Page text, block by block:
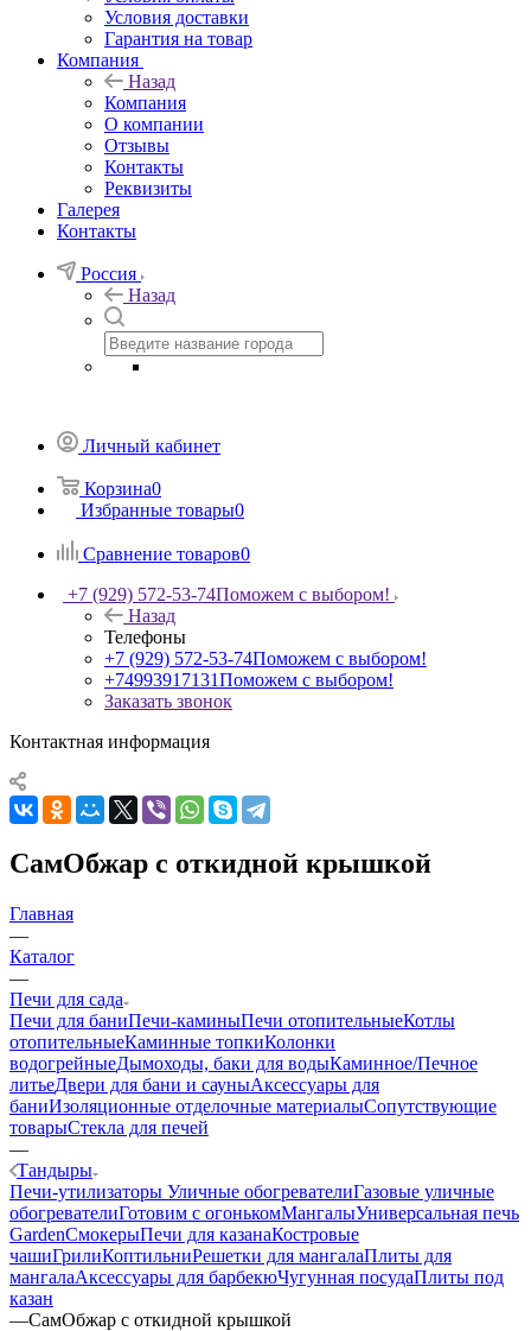
Условия доставки
Гарантия на товар
Компания
Назад
Компания
О компании
Отзывы
Контакты
Реквизиты
Галерея
Контакты
Россия
Назад
Личный кабинет
Корзина0
Избранные товары0
Сравнение товаров0
+7 (929) 572-53-74Поможем с выбором!
Назад
Телефоны
+7 (929) 572-53-74Поможем с выбором!
+74993917131Поможем с выбором!
Заказать звонок
Контактная информация
СамОбжар с откидной крышкой
Главная
—
Каталог
—
Печи для сада
Печи для баниПечи-каминыПечи отопительныеКотлы
отопительныеКаминные топкиКолонки
водогрейныеДымоходы, баки для водыКаминное/Печное
литьеДвери для бани и сауныАксессуары для
баниИзоляционные отделочные материалыСопутствующие
товарыСтекла для печей
—
Тандыры
Печи-утилизаторы Уличные обогревателиГазовые уличные
обогревателиГотовим с огонькомМангалыУниверсальная печь
GardenСмокерыПечи для казанаКостровые
чашиГрилиКоптильниРешетки для мангалаПлиты для
мангалаАксессуары для барбекюЧугунная посудаПлиты под
казан
—СамОбжар с откидной крышкой